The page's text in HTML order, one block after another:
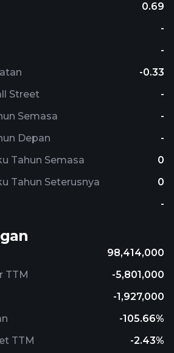
0.69
-
-
-0.33
Street
-
Semasa
-
Depan
-
Tahun Semasa
0
Tahun Seterusnya
0
-
98,414,000
TTM
-5,801,000
-1,927,000
-105.66%
TTM
-2.43%